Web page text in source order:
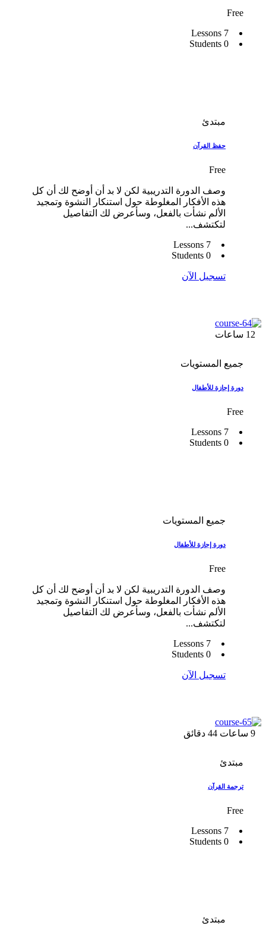
Free
7 Lessons
0 Students
مبتدئ
حفظ القرآن
Free
وصف الدورة التدريبية لكن لا بد أن أوضح لك أن كل
هذه الأفكار المغلوطة حول استنكار النشوة وتمجيد
الألم نشأت بالفعل، وسأعرض لك التفاصيل
لتكتشف...
7 Lessons
0 Students
تسجيل الآن
ساعات
جميع المستويات
دورة إجازة للأطفال
Free
7 Lessons
0 Students
جميع المستويات
دورة إجازة للأطفال
Free
وصف الدورة التدريبية لكن لا بد أن أوضح لك أن كل
هذه الأفكار المغلوطة حول استنكار النشوة وتمجيد
الألم نشأت بالفعل، وسأعرض لك التفاصيل
لتكتشف...
7 Lessons
0 Students
تسجيل الآن
ساعات دقائق
مبتدئ
ترجمة القرآن
Free
7 Lessons
0 Students
مبتدئ